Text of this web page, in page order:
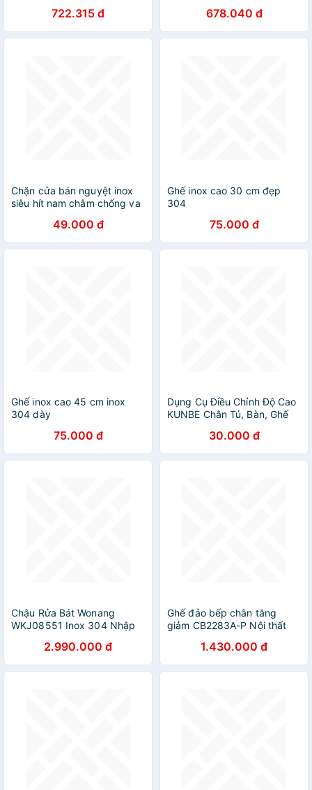
722.315 đ 678.040 đ
Chặn cửa bán nguyệt inox
siêu hít nam châm chống va
gắn sàn kèm miếng dán
tường 3M, đồ ốc vít
49.000 đ
Ghế inox cao 30 cm đẹp
304
75.000 đ
Ghế inox cao 45 cm inox
304 dày
75.000 đ
Dụng Cụ Điều Chỉnh Độ Cao
KUNBE Chân Tủ, Bàn, Ghế
30.000 đ
Chậu Rửa Bát Wonang
WKJ08551 Inox 304 Nhập
2.990.000 đ
Ghế đảo bếp chân tăng
giảm CB2283A-P Nội thất
màu xám có lưng tựa chân
thép sơn tĩnh điện màu đen
1.430.000 đ